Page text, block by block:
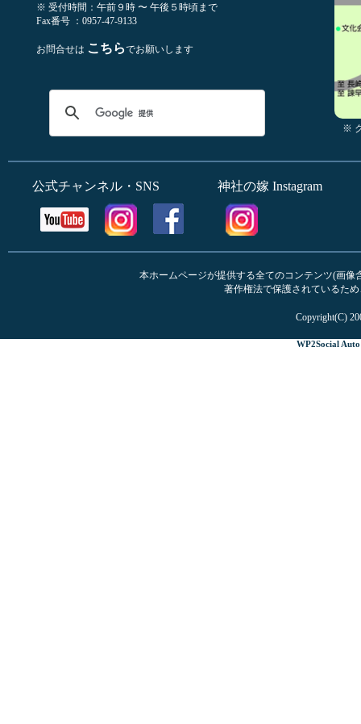
※ 受付時間：午前９時 〜 午後５時頃まで
Fax番号 ：0957-47-9133
お問合せは こちらでお願いします
※
公式チャンネル・SNS 神社の嫁 Instagram
本ホームページが提供する全てのコンテンツ(画
著作権法で保護されているた
Copyright(C)
WP2Social